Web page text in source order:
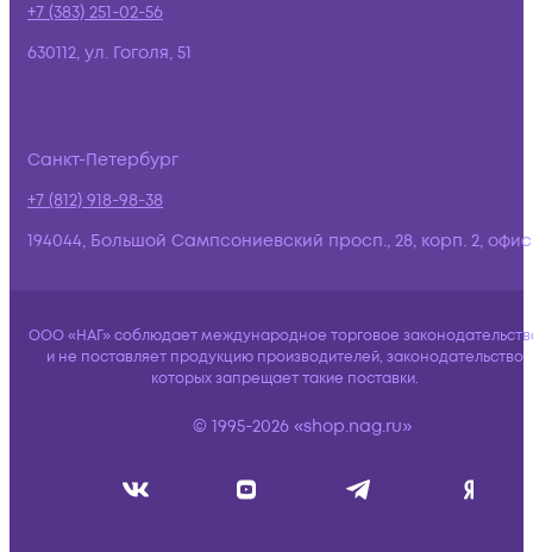
+7 (383) 251-02-56
630112, ул. Гоголя, 51
Санкт-Петербург
+7 (812) 918-98-38
194044, Большой Сампсониевский просп., 28, корп. 2,
ООО «НАГ» соблюдает международное торговое
и не поставляет продукцию производителей, законодательство
которых запрещает такие поставки.
© 1995-2026 «shop.nag.ru»